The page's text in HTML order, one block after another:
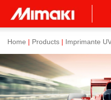
Home Products Imprimante